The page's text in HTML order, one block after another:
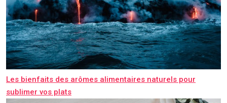
Les bienfaits des arômes alimentaires naturels pour
sublimer vos plats